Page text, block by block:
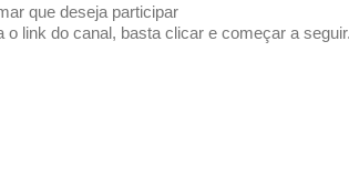
que deseja participar
o link do canal, basta clicar e começar a seguir.